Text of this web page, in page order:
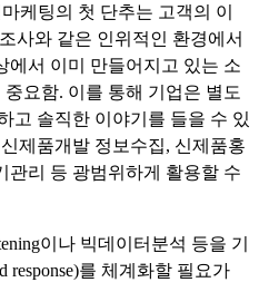
케팅의 첫 단추는 고객의 이
사와 같은 인위적인 환경에서
에서 이미 만들어지고 있는 소
요함. 이를 통해 기업은 별도
고 솔직한 이야기를 들을 수 있
제품개발 정보수집, 신제품홍
관리 등 광범위하게 활용할 수
이나 빅데이터분석 등을 기
response)를 체계화할 필요가